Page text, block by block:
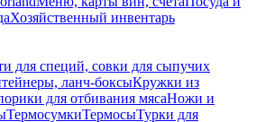
Хозяйственный инвентарь
для специй, совки для сыпучих
ланч-боксыКружки из
для отбивания мясаНожи и
ТермосумкиТермосыТурки для